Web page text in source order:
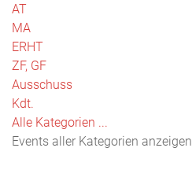
AT
MA
ERHT
ZF, GF
Ausschuss
Kdt.
Alle Kategorien ...
Events aller Kategorien anzeigen